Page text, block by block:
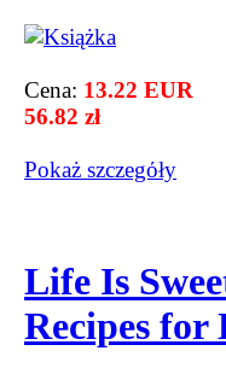
Cena: 13.22 EUR
56.82 zł
Pokaż szczegόły
Life Is
Recipes for